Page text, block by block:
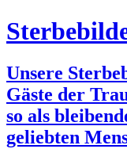
Unsere
Gäste der
so als
geliebten